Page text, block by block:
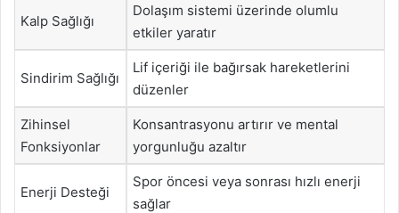
Kalp Sağlığı
Dolaşım sistemi üzerinde olumlu
etkiler yaratır
Sindirim Sağlığı
Lif içeriği ile bağırsak hareketlerini
düzenler
Zihinsel
Fonksiyonlar
Konsantrasyonu artırır ve mental
yorgunluğu azaltır
Enerji Desteği
Spor öncesi veya sonrası hızlı enerji
sağlar